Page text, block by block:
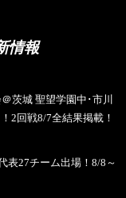
情報
茨城 聖望学園中･市川
2回戦8/7全結果掲載！
表27チーム出場！8/8～